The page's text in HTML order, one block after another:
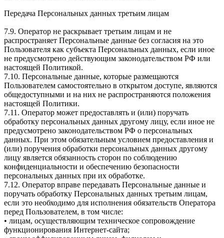
Передача Персональных данных третьим лицам
7.9. Оператор не раскрывает третьим лицам и не
распространяет Персональные данные без согласия на это
Пользователя как субъекта Персональных данных, если иное
не предусмотрено действующим законодательством РФ или
настоящей Политикой.
7.10. Персональные данные, которые размещаются
Пользователем самостоятельно в открытом доступе, являются
общедоступными и на них не распространяются положения
настоящей Политики.
7.11. Оператор может предоставлять и (или) поручать
обработку персональных данных другому лицу, если иное не
предусмотрено законодательством РФ о персональных
данных. При этом обязательным условием предоставления и
(или) поручения обработки персональных данных другому
лицу является обязанность сторон по соблюдению
конфиденциальности и обеспечению безопасности
персональных данных при их обработке.
7.12. Оператор вправе передавать Персональные данные и
поручать обработку Персональных данных третьим лицам,
если это необходимо для исполнения обязательств Оператора
перед Пользователем, в том числе:
• лицам, осуществляющим техническое сопровождение
функционирования Интернет-сайта;